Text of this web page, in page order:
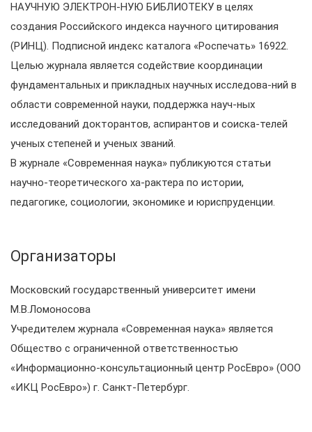
НАУЧНУЮ ЭЛЕКТРОН-НУЮ БИБЛИОТЕКУ в целях
создания Российского индекса научного цитирования
(РИНЦ). Подписной индекс каталога «Роспечать» 16922.
Целью журнала является содействие координации
фундаментальных и прикладных научных исследова-ний в
области современной науки, поддержка науч-ных
исследований докторантов, аспирантов и соиска-телей
ученых степеней и ученых званий.
В журнале «Современная наука» публикуются статьи
научно-теоретического ха-рактера по истории,
педагогике, социологии, экономике и юриспруденции.
Организаторы
Московский государственный университет имени
М.В.Ломоносова
Учредителем журнала «Современная наука» является
Общество с ограниченной ответственностью
«Информационно-консультационный центр РосЕвро» (ООО
«ИКЦ РосЕвро») г. Санкт-Петербург.